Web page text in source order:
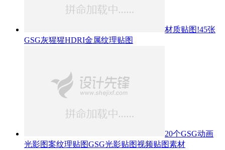
材质贴图!45张
GSG灰猩猩HDRI金属纹理贴图
20个GSG动画
光影图案纹理贴图GSG光影贴图视频贴图素材